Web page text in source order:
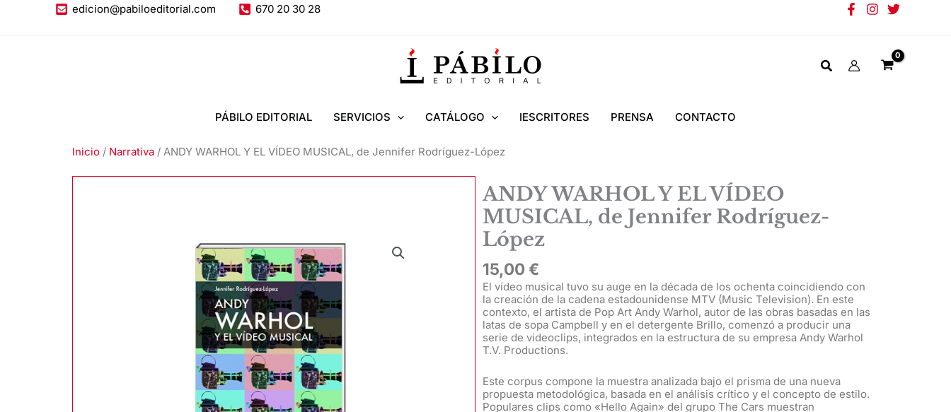
edicion@pabiloeditorial.com 670 20 30 28
PÁBILO EDITORIAL SERVICIOS CATÁLOGO IESCRITORES PRENSA CONTACTO
Inicio / Narrativa / ANDY WARHOL Y EL VÍDEO MUSICAL, de Jennifer Rodríguez-López
ANDY WARHOL Y EL VÍDEO
MUSICAL, de Jennifer Rodríguez-
López
15,00 €
El vídeo musical tuvo su auge en la década de los ochenta coincidiendo con
la creación de la cadena estadounidense MTV (Music Television). En este
contexto, el artista de Pop Art Andy Warhol, autor de las obras basadas en las
latas de sopa Campbell y en el detergente Brillo, comenzó a producir una
serie de videoclips, integrados en la estructura de su empresa Andy Warhol
T.V. Productions.
Este corpus compone la muestra analizada bajo el prisma de una nueva
propuesta metodológica, basada en el análisis crítico y el concepto de estilo.
Populares clips como «Hello Again» del grupo The Cars muestran